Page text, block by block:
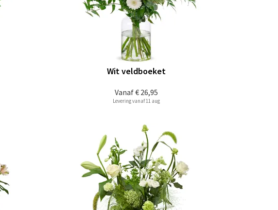
Vanaf€ 26,95
Wit veldboeket
Levering vanaf 11 aug